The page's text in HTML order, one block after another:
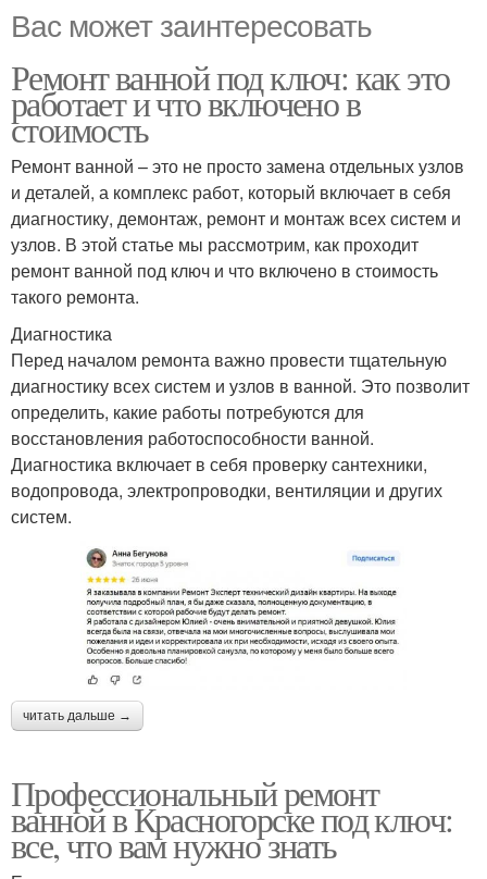
Вас может заинтересовать
Ремонт ванной под ключ: как это
работает и что включено в
стоимость
Ремонт ванной – это не просто замена отдельных узлов
и деталей, а комплекс работ, который включает в себя
диагностику, демонтаж, ремонт и монтаж всех систем и
узлов. В этой статье мы рассмотрим, как проходит
ремонт ванной под ключ и что включено в стоимость
такого ремонта.
Диагностика
Перед началом ремонта важно провести тщательную
диагностику всех систем и узлов в ванной. Это позволит
определить, какие работы потребуются для
восстановления работоспособности ванной.
Диагностика включает в себя проверку сантехники,
водопровода, электропроводки, вентиляции и других
систем.
читать дальше →
Профессиональный ремонт
ванной в Красногорске под ключ:
все, что вам нужно знать